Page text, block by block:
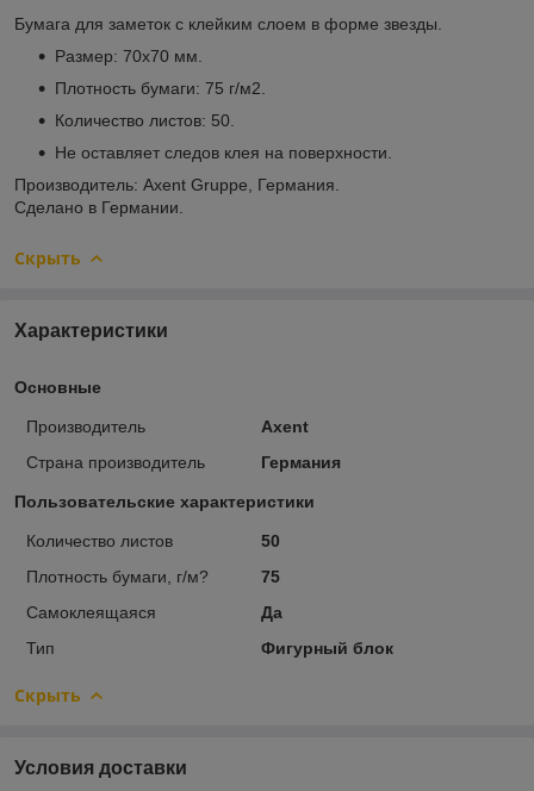
Бумага для заметок с клейким слоем в форме звезды.
Размер: 70х70 мм.
Плотность бумаги: 75 г/м2
Количество листов: 50.
Не оставляет следов клея на поверхности.
Производитель: Axent Gruppe, Германия.
Сделано в Германии.
Скрыть
Характеристики
Основные
Производитель
Axent
Страна производитель
Германия
Пользовательские характеристики
Количество листов
50
Плотность бумаги, г/м?
75
Самоклеящаяся
Да
Тип
Фигурный блок
Скрыть
Условия доставки